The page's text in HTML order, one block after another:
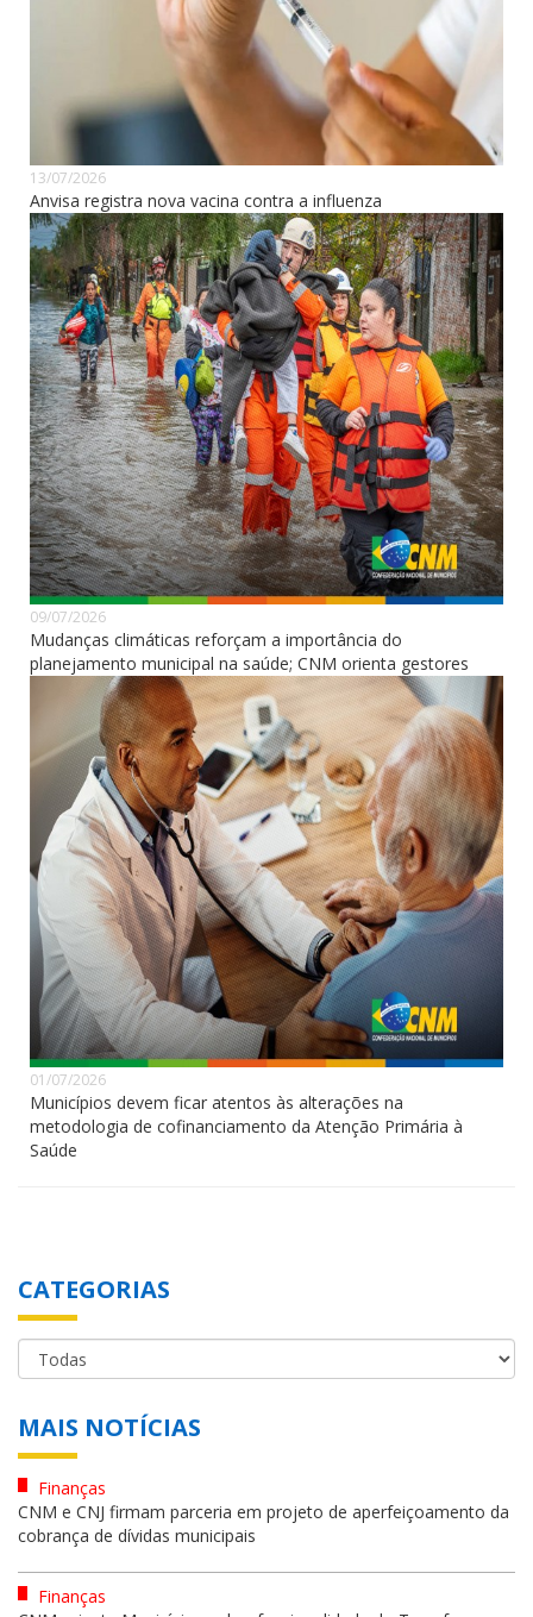
13/07/2026
Anvisa registra nova vacina contra a influenza
09/07/2026
Mudanças climáticas reforçam a importância do
planejamento municipal na saúde; CNM orienta gestores
01/07/2026
Municípios devem ficar atentos às alterações na
metodologia de cofinanciamento da Atenção Primária à
Saúde
CATEGORIAS
MAIS NOTÍCIAS
Finanças
CNM e CNJ firmam parceria em projeto de aperfeiçoamento da
cobrança de dívidas municipais
Finanças